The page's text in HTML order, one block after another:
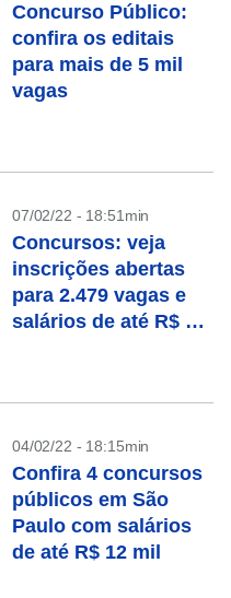
Concurso Público:
confira os editais
para mais de 5 mil
vagas
07/02/22 - 18:51min
Concursos: veja
inscrições abertas
para 2.479 vagas e
salários de até R$ 30
04/02/22 - 18:15min
Confira 4 concursos
públicos em São
Paulo com salários
de até R$ 12 mil